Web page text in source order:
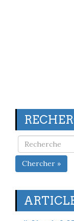
Chercher »